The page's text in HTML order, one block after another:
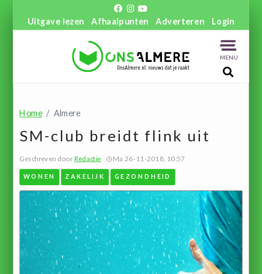
Uitgave lezen Afhaalpunten Adverteren Login
MENU
Home Almere
SM-club breidt flink uit
Geschreven doorRedactie Ma 26-11-2018, 10:57
WONEN ZAKELIJK GEZONDHEID